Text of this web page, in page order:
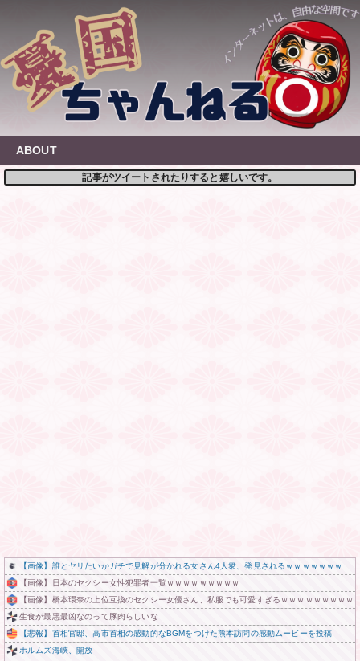
content
ABOUT
記事がツイートされたりすると嬉しいです。
【画像】誰とヤリたいかガチで見解が分かれる女さん4人衆、発見されるｗｗｗｗｗｗｗ
【画像】日本のセクシー女性犯罪者一覧ｗｗｗｗｗｗｗｗｗ
【画像】橋本環奈の上位互換のセクシー女優さん、私服でも可愛すぎるｗｗｗｗｗｗｗｗｗ
生食が最悪最凶なのって豚肉らしいな
【悲報】首相官邸、高市首相の感動的なBGMをつけた熊本訪問の感動ムービーを投稿
ホルムズ海峡、開放